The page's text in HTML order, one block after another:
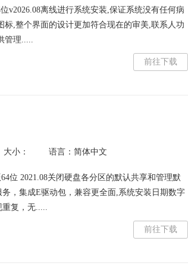
v2026.08离线进行系统安装,保证系统没有任何病
标,整个界面的设计更加符合现在的审美,联系人功
管理.....
前往下载
大小： 语言：简体中文
位 2021.08关闭硬盘各分区的默认共享和管理默
，集成E驱动包，兼容更全面,系统安装日期数字
复，无.....
前往下载